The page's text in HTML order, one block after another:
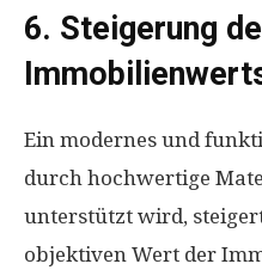
6. Steigerung
Ein modernes und
durch hochwertige
unterstützt wird,
objektiven Wert der